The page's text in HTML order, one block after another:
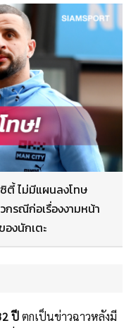
ตี้ ไม่มีแผนลงโทษ
กรณีก่อเรื่องงามหน้า
องนักเตะ
ปีตกเป็นข่าวฉาวหลังมี